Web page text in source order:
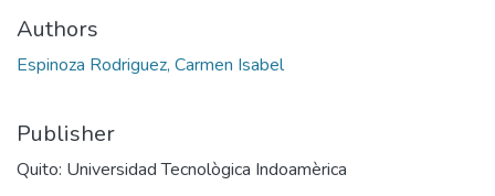
Authors
Espinoza Rodriguez, Carmen Isabel
Publisher
Quito: Universidad Tecnològica Indoamèrica